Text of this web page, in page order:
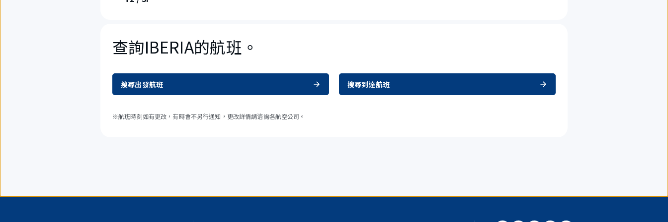
查詢IBERIA的航班。
搜尋出發航班 搜尋到達航班
※航班時刻如有更改，有時會不另行通知，更改詳情請谘詢各航空公司。